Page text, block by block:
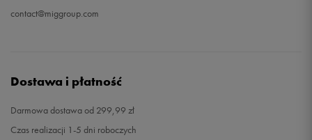
contact@miggroup.com
Dostawa i płatność
Darmowa dostawa od 299,99 zł
Czas realizacji 1-5 dni roboczych